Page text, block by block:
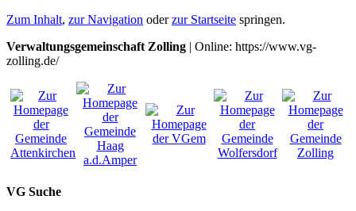
Zum Inhalt, zur Navigation oderzur Startseite springen.
Verwaltungsgemeinschaft Zolling | Online: https://www.vg-
zolling.de/
VG Suche